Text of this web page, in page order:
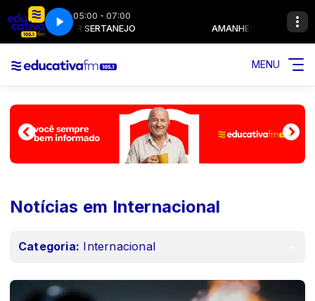
05:00 - 07:00
SERTANEJO AMANHECER SERTANEJO
MENU
Notícias em Internacional
Categoria: Internacional